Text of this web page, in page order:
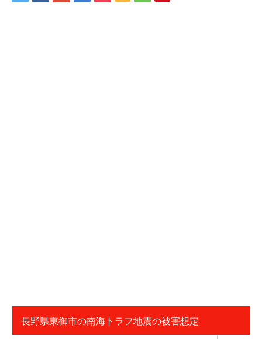
長野県東御市の南海トラフ地震の被害想定